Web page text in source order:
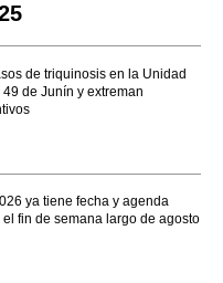
de triquinosis en la Unidad
de Junín y extreman
ya tiene fecha y agenda
fin de semana largo de agosto